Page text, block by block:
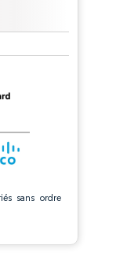
sans ordre
sous CC BY 4.0.